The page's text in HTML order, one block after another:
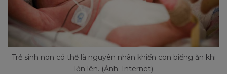
Trẻ sinh non có thể là nguyên nhân khiến con biếng ăn khi
lớn lên. (Ảnh: Internet)